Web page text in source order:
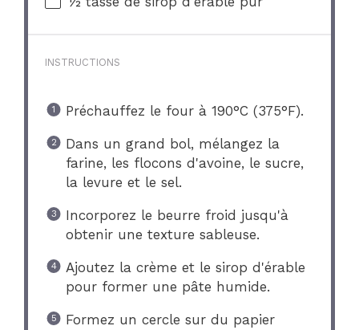
INSTRUCTIONS
Préchauffez le four à 190°C (375°F).
Dans un grand bol, mélangez la
farine, les flocons d'avoine, le sucre,
la levure et le sel.
Incorporez le beurre froid jusqu'à
obtenir une texture sableuse.
Ajoutez la crème et le sirop d'érable
pour former une pâte humide.
Formez un cercle sur du papier